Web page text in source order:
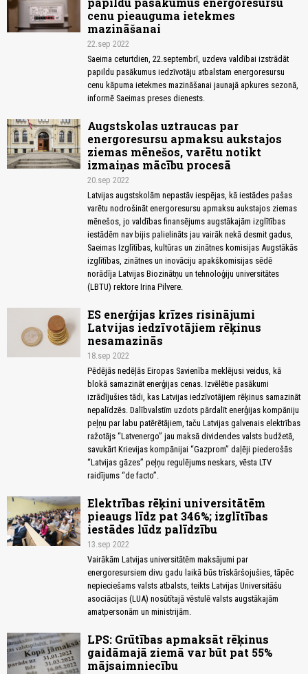
cenu pieauguma ietekmes
mazināšanai
22.sep 2022
Saeima ceturtdien, 22.septembrī, uzdeva valdībai izstrādāt
papildu pasākumus iedzīvotāju atbalstam energoresursu
cenu kāpuma ietekmes mazināšanai jaunajā apkures sezonā,
informē Saeimas preses dienests.
Augstskolas uztraucas par
energoresursu apmaksu aukstajos
ziemas mēnešos, varētu notikt
izmaiņas mācību procesā
20.sep 2022
Latvijas augstskolām nepastāv iespējas, kā iestādes pašas
varētu nodrošināt energoresursu apmaksu aukstajos ziemas
mēnešos, jo valdības finansējums augstākajām izglītības
iestādēm nav bijis palielināts jau vairāk nekā desmit gadus,
Saeimas Izglītības, kultūras un zinātnes komisijas Augstākās
izglītības, zinātnes un inovāciju apakškomisijas sēdē
norādīja Latvijas Biozinātņu un tehnoloģiju universitātes
(LBTU) rektore Irina Pilvere.
ES enerģijas krīzes risinājumi
Latvijas iedzīvotājiem rēķinus
nesamazinās
18.sep 2022
Pēdējās nedēļās Eiropas Savienība meklējusi veidus, kā
blokā samazināt enerģijas cenas. Izvēlētie pasākumi
izrādījušies tādi, kas Latvijas iedzīvotājiem rēķinus samazināt
nepalīdzēs. Dalībvalstīm uzdots pārdalīt enerģijas kompāniju
peļņu par labu patērētājiem, taču Latvijas galvenais elektrības
ražotājs “Latvenergo” jau maksā dividendes valsts budžetā,
savukārt Krievijas kompānijai “Gazprom” daļēji piederošās
“Latvijas gāzes” peļņu regulējums neskars, vēsta LTV
raidījums “de facto”.
Elektrības rēķini universitātēm
pieaugs līdz pat 346%; izglītības
iestādes lūdz palīdzību
13.sep 2022
Vairākām Latvijas universitātēm maksājumi par
energoresursiem divu gadu laikā būs trīskāršojušies, tāpēc
nepieciešams valsts atbalsts, teikts Latvijas Universitāšu
asociācijas (LUA) nosūtītajā vēstulē valsts augstākajām
amatpersonām un ministrijām.
LPS: Grūtības apmaksāt rēķinus
gaidāmajā ziemā var būt pat 55%
mājsaimniecību